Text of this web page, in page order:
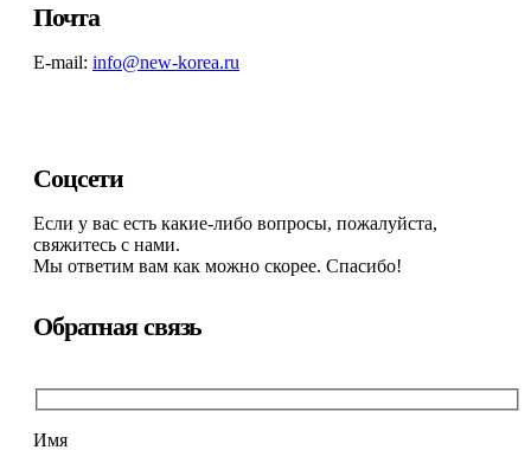
Почта
E-mail: info@new-korea.ru
Соцсети
Если у вас есть какие-либо вопросы, пожалуйста,
свяжитесь с нами.
Мы ответим вам как можно скорее. Спасибо!
Обратная связь
Имя